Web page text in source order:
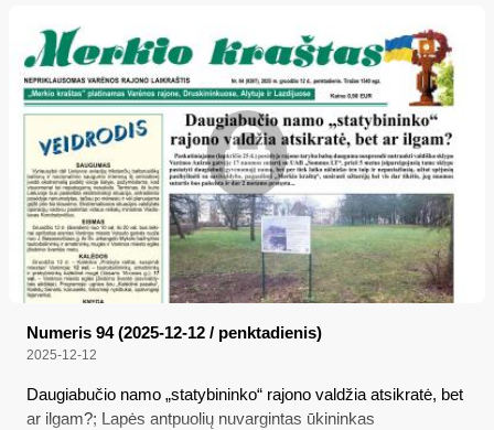
persvara; be to, pritarta ir Musteikos kaimo bendruomenės
projektui...
Numeris 94 (2025-12-12 / penktadienis)
2025-12-12
Daugiabučio namo „statybininko“ rajono valdžia atsikratė, bet
ar ilgam?; Lapės antpuolių nuvargintas ūkininkas